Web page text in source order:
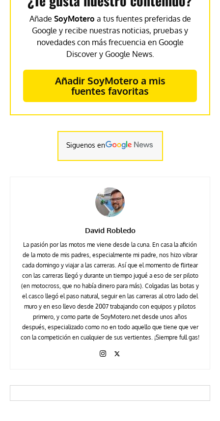
Añade SoyMotero a tus fuentes preferidas de
Google y recibe nuestras noticias, pruebas y
novedades con más frecuencia en Google
Discover y Google News.
Añadir SoyMotero a mis
fuentes favoritas
Siguenos en
David Robledo
La pasión por las motos me viene desde la cuna. En casa la afición
de la moto de mis padres, especialmente mi padre, nos hizo vibrar
cada domingo y viajar a las carreras. Así que el momento de flirtear
con las carreras llegó y durante un tiempo jugué a eso de ser piloto
(en motocross, que no había dinero para más). Colgadas las botas y
el casco llegó el paso natural, seguir en las carreras al otro lado del
muro y en eso llevo desde 2007 trabajando con equipos y pilotos
primero, y como parte de SoyMotero.net desde unos años
después, especializado como no en todo aquello que tiene que ver
con la competición en cualquier de sus vertientes. ¡Siempre full gas!